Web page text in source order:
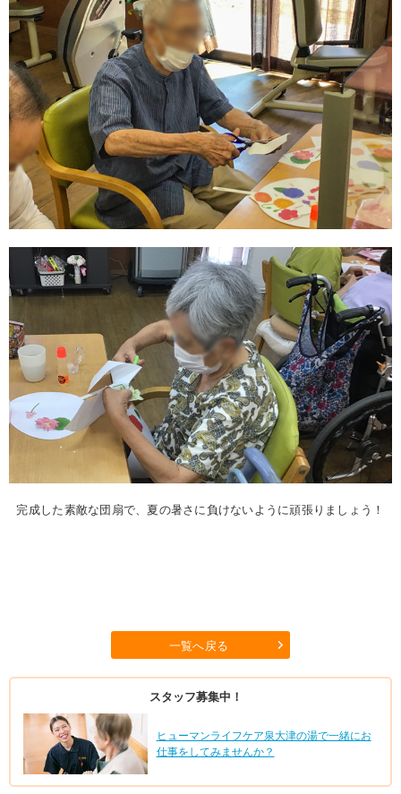
完成した素敵な団扇で、夏の暑さに負けないように頑張りましょう！
一覧へ戻る
スタッフ募集中！
ヒューマンライフケア泉大津の湯で一緒にお
仕事をしてみませんか？